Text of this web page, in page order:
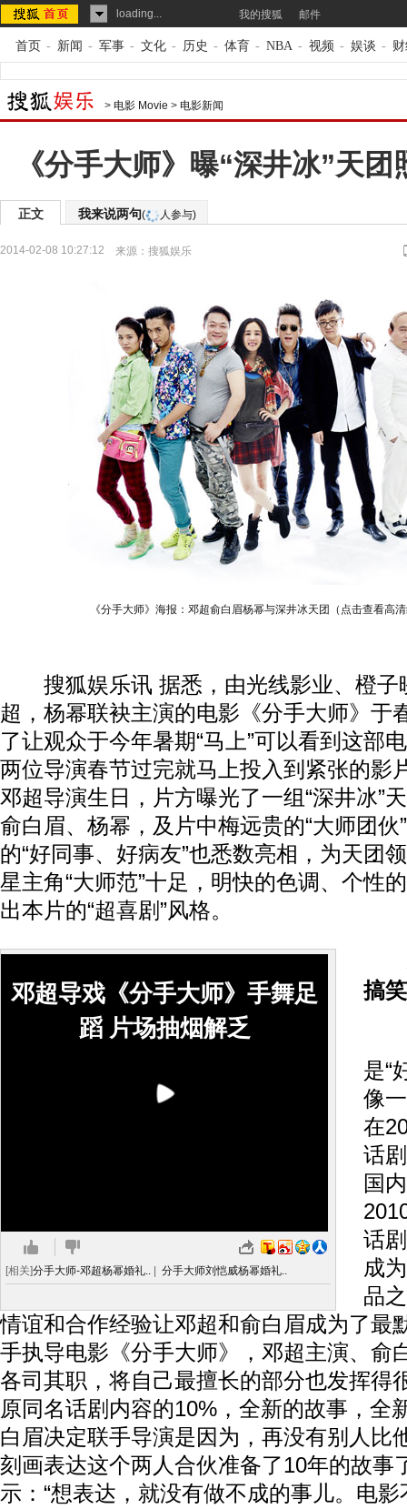
loading... 我的搜狐 邮件
首页 - 新闻 - 军事 - 文化 - 历史 - 体育 - NBA - 视频 - 娱谈 -
> 电影 Movie > 电影新闻
《分手大师》曝“深井冰”天
正文 我来说两句( 人参与)
2014-02-08 10:27:12 来源： 搜狐娱乐
《分手大师》海报：邓超俞白眉杨幂与深井冰天团（点击查看高
搜狐娱乐讯 据悉，由光线影业、橙子
超，杨幂联袂主演的电影《分手大师》于
了让观众于今年暑期“马上”可以看到这部
两位导演春节过完就马上投入到紧张的影
邓超导演生日，片方曝光了一组“深井冰”
俞白眉、杨幂，及片中梅远贵的“大师团伙
的“好同事、好病友”也悉数亮相，为天团
星主角“大师范”十足，明快的色调、个性
出本片的“超喜剧”风格。
邓超导戏《分手大师》手舞足
蹈 片场抽烟解乏
[相关]分手大师-邓超杨幂婚礼.. 分手大师刘恺威杨幂婚礼..
搞
是“
像
在
话
国
话
成
品
情谊和合作经验让邓超和俞白眉成为了最
手执导电影《分手大师》，邓超主演、俞
各司其职，将自己最擅长的部分也发挥得
原同名话剧内容的10%，全新的故事，全
白眉决定联手导演是因为，再没有别人比
刻画表达这个两人合伙准备了10年的故事
示：“想表达，就没有做不成的事儿。电